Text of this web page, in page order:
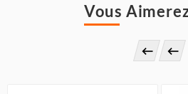
Vous
 